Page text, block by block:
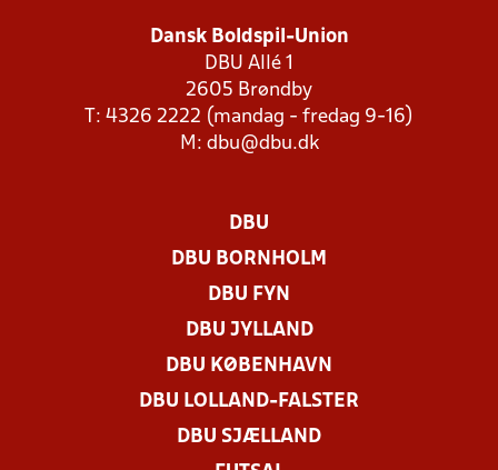
Dansk Boldspil-Union
DBU Allé 1
2605 Brøndby
T: 4326 2222 (mandag - fredag 9-16)
M: dbu@dbu.dk
DBU
DBU BORNHOLM
DBU FYN
DBU JYLLAND
DBU KØBENHAVN
DBU LOLLAND-FALSTER
DBU SJÆLLAND